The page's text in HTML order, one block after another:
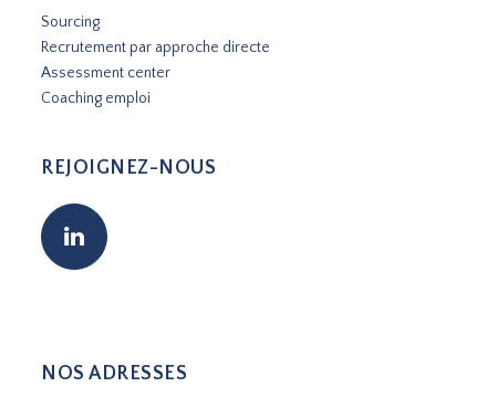
Sourcing
Recrutement par approche directe
Assessment center
Coaching emploi
REJOIGNEZ-NOUS
NOS ADRESSES